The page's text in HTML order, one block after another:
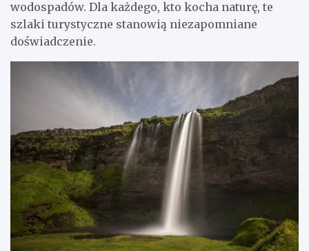
wodospadów. Dla każdego, kto kocha naturę, te
szlaki turystyczne stanowią niezapomniane
doświadczenie.